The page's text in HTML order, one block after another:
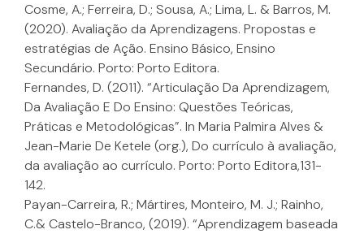
Cosme, A.; Ferreira, D.; Sousa, A.; Lima, L. & Barros, M.
(2020). Avaliação da Aprendizagens. Propostas e
estratégias de Ação. Ensino Básico, Ensino
Secundário. Porto: Porto Editora.
Fernandes, D. (2011). “Articulação Da Aprendizagem,
Da Avaliação E Do Ensino: Questões Teóricas,
Práticas e Metodológicas”. In Maria Palmira Alves &
Jean-Marie De Ketele (org.), Do currículo à avaliação,
da avaliação ao currículo. Porto: Porto Editora,131-
142.
Payan-Carreira, R.; Mártires, Monteiro, M. J.; Rainho,
C.& Castelo-Branco, (2019). “Aprendizagem baseada